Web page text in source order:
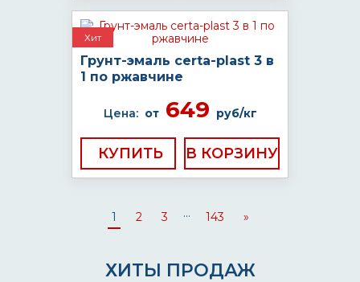
Хит
Грунт-эмаль certa-plast 3 в
1 по ржавчине
Цена: от649 руб/кг
КУПИТЬ
1 2 3 ... 143 »
ХИТЫ ПРОДАЖ